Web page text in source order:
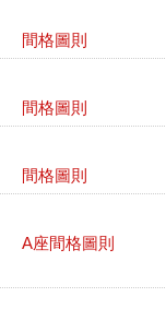
間格圖則
間格圖則
間格圖則
A座間格圖則